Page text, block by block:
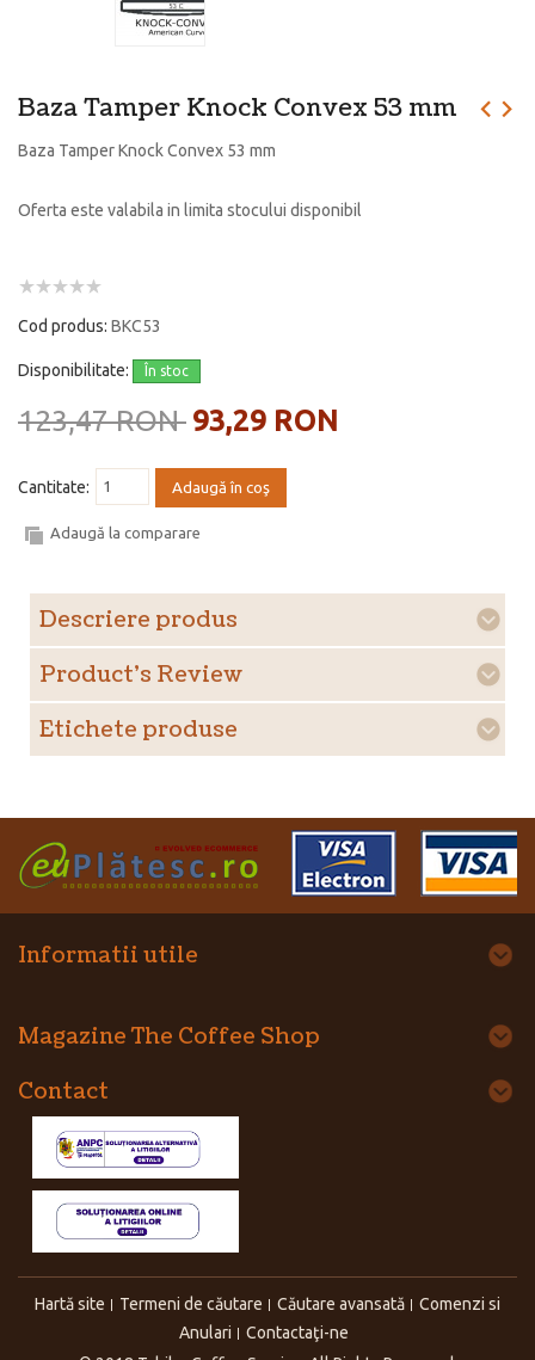
Baza Tamper Knock Convex 53 mm
Baza Tamper Knock Convex 53 mm
Oferta este valabila in limita stocului disponibil
Cod produs: BKC53
Disponibilitate: În stoc
123,47 RON 93,29 RON
Cantitate: Adaugă în coş
Adaugă la comparare
Descriere produs
Product's Review
Etichete produse
Informatii utile
Magazine The Coffee Shop
Contact
Hartă site Termeni de căutare Căutare avansată
Comenzi si
Anulari
Contactaţi-ne